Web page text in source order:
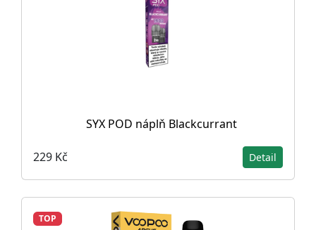
SYX POD náplň Blackcurrant
229 Kč Detail
TOP